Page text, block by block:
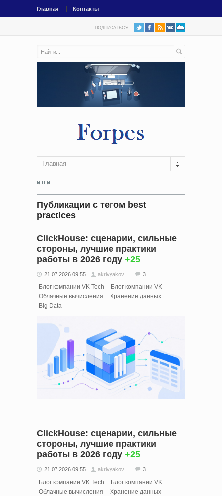
Главная Контакты
ПОДПИСАТЬСЯ:
Главная
Публикации с тегом best
practices
ClickHouse: сценарии, сильные
стороны, лучшие практики
работы в 2026 году +25
21.07.2026 09:55 akrivyakov 3
Блог компании VK Tech
Блог компании VK
Облачные вычисления
Хранение данных
Big Data
ClickHouse: сценарии, сильные
стороны, лучшие практики
работы в 2026 году +25
21.07.2026 09:55 akrivyakov 3
Блог компании VK Tech
Блог компании VK
Облачные вычисления
Хранение данных